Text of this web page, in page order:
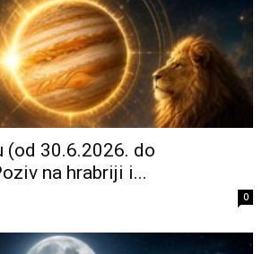
(od 30.6.2026. do
na hrabriji i...
0